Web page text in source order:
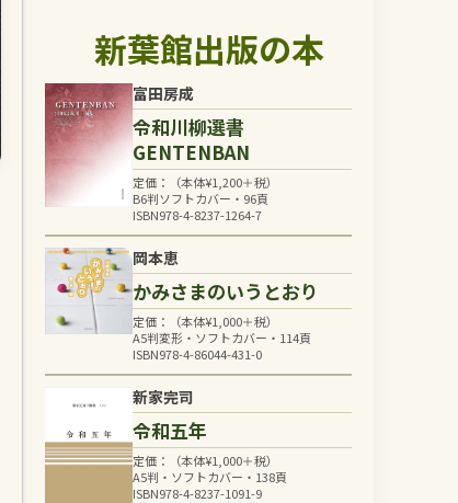
新葉館出版の本
富田房成
令和川柳選書
GENTENBAN
定価：（本体¥1,200＋税）
B6判ソフトカバー・96頁
ISBN978-4-8237-1264-7
岡本恵
かみさまのいうとおり
定価：（本体¥1,000＋税）
A5判変形・ソフトカバー・114頁
ISBN978-4-86044-431-0
新家完司
令和五年
定価：（本体¥1,000＋税）
A5判・ソフトカバー・138頁
ISBN978-4-8237-1091-9